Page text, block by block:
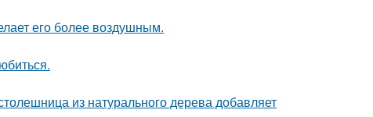
его более воздушным.
из натурального дерева добавляет